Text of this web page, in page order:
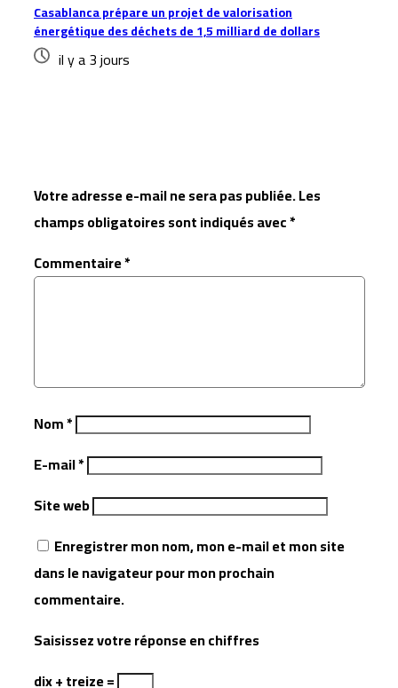
Casablanca prépare un projet de valorisation
énergétique des déchets de 1,5 milliard de dollars
il y a 3 jours
Votre adresse e-mail ne sera pas publiée.Les
champs obligatoires sont indiqués avec*
Commentaire*
Nom*
E-mail*
Site web
Enregistrer mon nom, mon e-mail et mon site
dans le navigateur pour mon prochain
commentaire.
Saisissez votre réponse en chiffres
dix + treize =